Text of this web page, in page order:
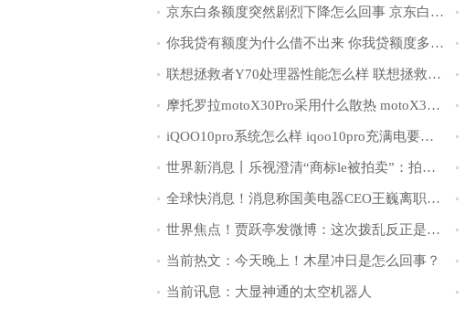
京东白条额度突然剧烈下降怎么回事 京东白条额度不够可以组合支付吗
你我贷有额度为什么借不出来 你我贷额度多久更新一次
联想拯救者Y70处理器性能怎么样 联想拯救者Y70搭载什么处理器
摩托罗拉motoX30Pro采用什么散热 motoX30Pro是曲面屏屏幕吗
iQOO10pro系统怎么样 iqoo10pro充满电要多久呢
世界新消息丨乐视澄清“商标le被拍卖”：拍卖的是乐视控股的“LE”
全球快消息！消息称国美电器CEO王巍离职，业务架构精简“回到十年前”
世界焦点！贾跃亭发微博：这次拨乱反正是FF又一个重大拐点
当前热文：今天晚上！木星冲日是怎么回事？
当前讯息：大显神通的太空机器人